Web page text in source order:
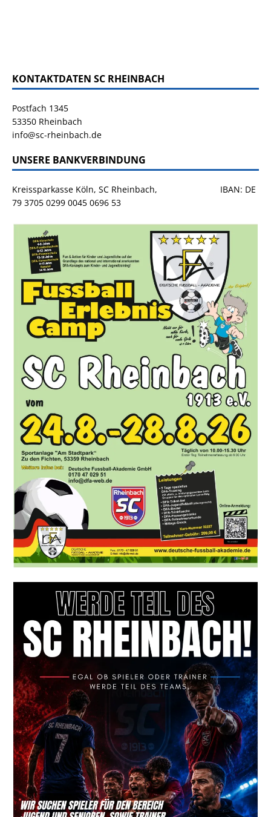
KONTAKTDATEN SC RHEINBACH
Postfach 1345
53350 Rheinbach
info@sc-rheinbach.de
UNSERE BANKVERBINDUNG
Kreissparkasse Köln, SC Rheinbach, IBAN: DE
79 3705 0299 0045 0696 53